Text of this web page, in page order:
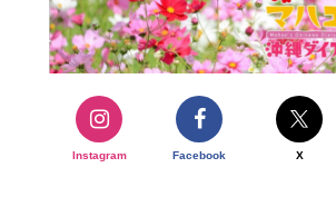
Instagram Facebook X